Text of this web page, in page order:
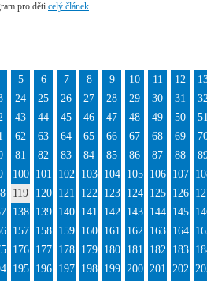
pro děti celý článek
5 6 7 8 9 10 11 12
24 25 26 27 28 29 30 31
43 44 45 46 47 48 49 50
62 63 64 65 66 67 68 69
81 82 83 84 85 86 87 88
100 101 102 103 104 105 106 107
119 120 121 122 123 124 125 126
138 139 140 141 142 143 144 145
157 158 159 160 161 162 163 164
176 177 178 179 180 181 182 183
195 196 197 198 199 200 201 202